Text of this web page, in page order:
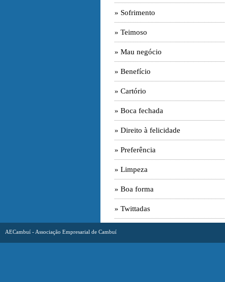
» Sofrimento
» Teimoso
» Mau negócio
» Benefício
» Cartório
» Boca fechada
» Direito à felicidade
» Preferência
» Limpeza
» Boa forma
» Twittadas
AECambuí - Associação Empresarial de Cambuí